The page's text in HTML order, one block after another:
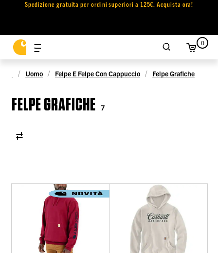
Spedizione gratuita per ordini superiori a 125€. Acquista ora!
0
Uomo Felpe E Felpe Con Cappuccio Felpe Grafiche
FELPE GRAFICHE 7